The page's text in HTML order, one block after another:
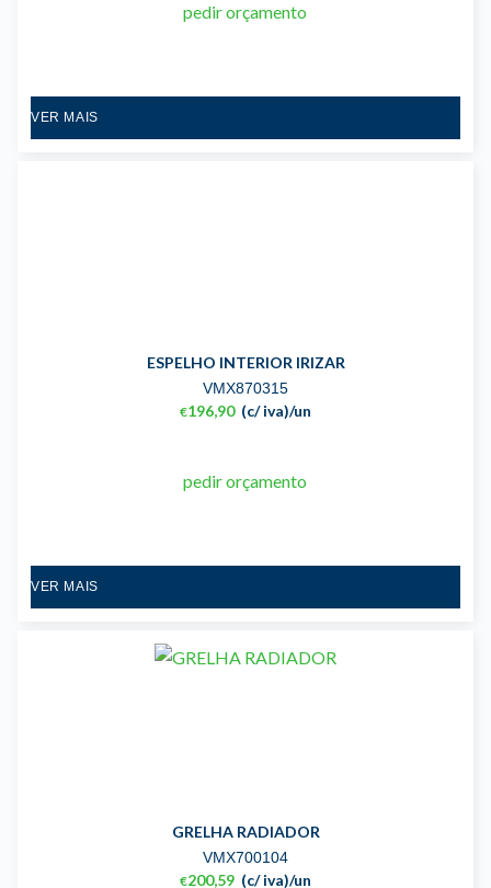
pedir orçamento
VER MAIS
ESPELHO INTERIOR IRIZAR
VMX870315
€196,90 (c/ iva)/un
pedir orçamento
VER MAIS
GRELHA RADIADOR
VMX700104
€200,59 (c/ iva)/un